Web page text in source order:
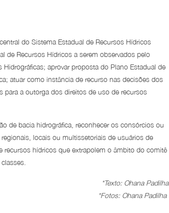
do Sistema Estadual de Recursos Hídricos
de Recursos Hídricos a serem observados pelo
aprovar proposta do Plano Estadual de
atuar como instância de recurso nas decisões dos
para a outorga dos direitos de uso de recursos
de bacia hidrográfica, reconhecer os consórcios ou
locais ou multissetoriais de usuários de
recursos hídricos que extrapolem o âmbito do comitê
*Texto: Ohana Padilha
*Fotos: Ohana Padilha